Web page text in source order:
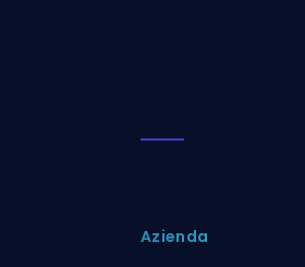
Azienda